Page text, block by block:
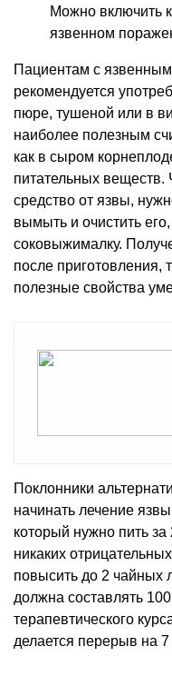
Можно включить
язвенном
Пациентам с
рекомендуется
пюре, тушеной или в
наиболее полезным
как в сыром
питательных веществ.
средство от язвы,
вымыть и очистить
соковыжималку.
после приготовления,
полезные свойства
Поклонники
начинать лечение
который нужно пить
никаких
повысить до 2 чайных
должна составлять
терапевтического
делается перерыв на